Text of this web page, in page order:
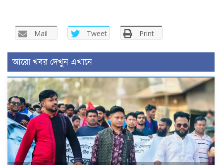
Mail Tweet Print
আরো খবর দেখুন এখানে